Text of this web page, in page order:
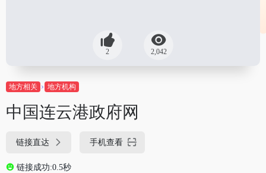
2 2,042
地方相关 地方机构
中国连云港政府网
链接直达 手机查看
链接成功:0.5秒